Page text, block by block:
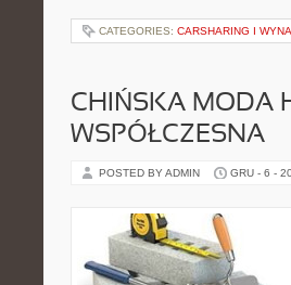
CATEGORIES: CARSHARING I
CHIŃSKA MODA
WSPÓŁCZESNA
POSTED BY ADMIN GRU - 6 -